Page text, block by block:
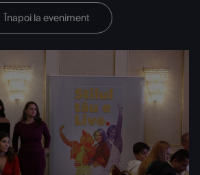
Înapoi la eveniment